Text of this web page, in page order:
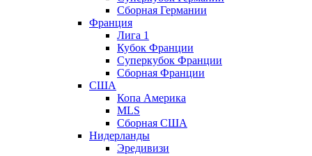
Сборная Германии
Франция
Лига 1
Кубок Франции
Суперкубок Франции
Сборная Франции
США
Копа Америка
MLS
Сборная США
Нидерланды
Эредивизи